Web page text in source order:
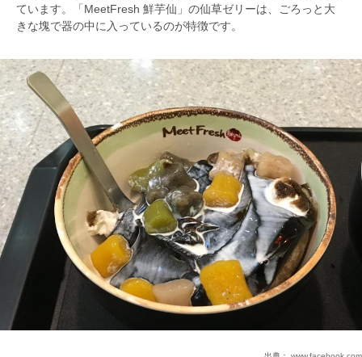
ています。「MeetFresh 鮮芋仙」の仙草ゼリーは、ごろっと大
きな塊で器の中に入っているのが特徴です。